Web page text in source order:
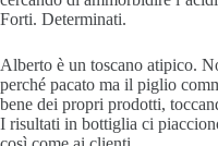
Forti. Determinati.
Alberto è un toscano atipico.
perché pacato ma il piglio
bene dei propri prodotti,
I risultati in bottiglia ci